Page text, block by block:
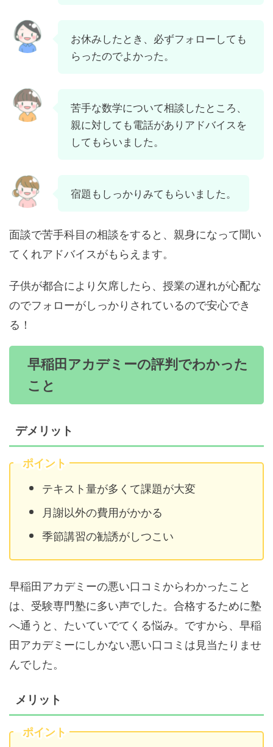
お休みしたとき、必ずフォローしても
らったのでよかった。
苦手な数学について相談したところ、
親に対しても電話がありアドバイスを
してもらいました。
宿題もしっかりみてもらいました。
面談で苦手科目の相談をすると、親身になって聞い
てくれアドバイスがもらえます。
子供が都合により欠席したら、授業の遅れが心配な
のでフォローがしっかりされているので安心でき
る！
早稲田アカデミーの評判でわかった
こと
デメリット
ポイント
テキスト量が多くて課題が大変
月謝以外の費用がかかる
季節講習の勧誘がしつこい
早稲田アカデミーの悪い口コミからわかったこと
は、受験専門塾に多い声でした。合格するために塾
へ通うと、たいていでてくる悩み。ですから、早稲
田アカデミーにしかない悪い口コミは見当たりませ
んでした。
メリット
ポイント